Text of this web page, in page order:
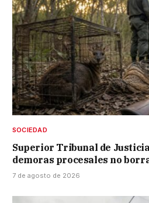
SOCIEDAD
Superior Tribunal de
demoras procesales no
7 de agosto de 2026